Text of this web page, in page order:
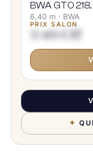
BWA GTO
6,40 m · BWA
PRIX SALON
33 400 € HT
✦